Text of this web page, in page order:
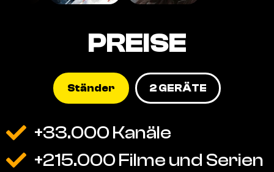
PREISE
Ständer 2 GERÄTE
+33.000 Kanäle
+215.000 Filme und Serien